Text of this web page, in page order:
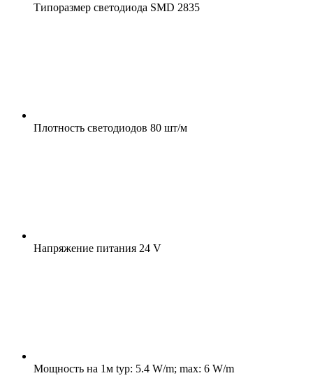
Типоразмер светодиода SMD 2835
Плотность светодиодов 80 шт/м
Напряжение питания 24 V
Мощность на 1м typ: 5.4 W/m; max: 6 W/m